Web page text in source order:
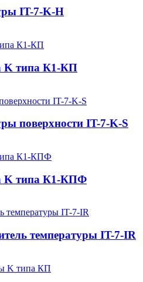
IT-7-K-H
K типа К1-КП
поверхности IT-7-K-S
K типа К1-КПФ
температуры IT-7-IR